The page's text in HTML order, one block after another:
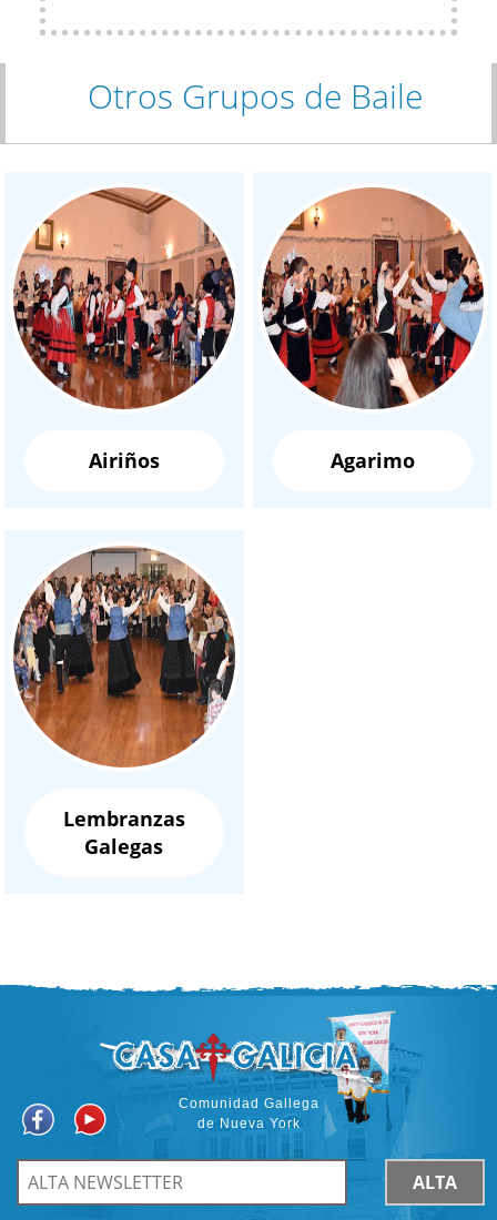
Otros Grupos de Baile
Airiños Agarimo
Lembranzas
Galegas
Comunidad Gallega
de Nueva York